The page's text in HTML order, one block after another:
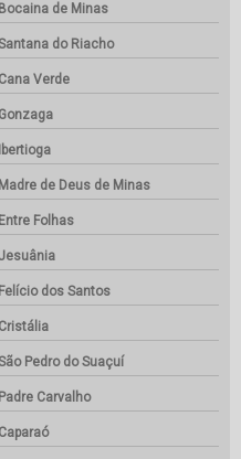
Bocaina de Minas
do Riacho
Cana Verde
Gonzaga
Ibertioga
Madre de Deus de Minas
Entre Folhas
Felício dos Santos
Cristália
Pedro do Suaçuí
Padre Carvalho
Caparaó